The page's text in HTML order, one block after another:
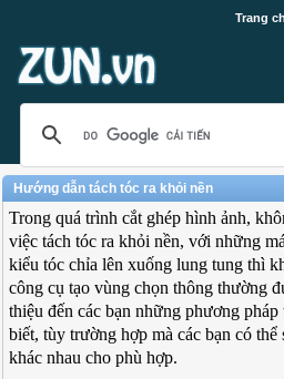
Trang
Hướng dẫn tách tóc ra khỏi nền
Trong quá trình cắt ghép hình ảnh,
việc tách tóc ra khỏi nền, với những
kiểu tóc chỉa lên xuống lung tung thì
công cụ tạo vùng chọn thông thường
thiệu đến các bạn những phương
biết, tùy trường hợp mà các bạn có
khác nhau cho phù hợp.